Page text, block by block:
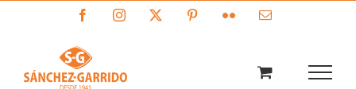
FacebookInstagram PinterestFlickr Correo